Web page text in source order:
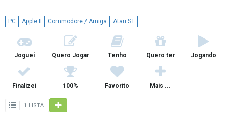
PC Apple II Commodore / Amiga Atari ST
Joguei Quero Jogar Tenho Quero ter Jogando
Finalizei 100% Favorito Mais ...
1 LISTA